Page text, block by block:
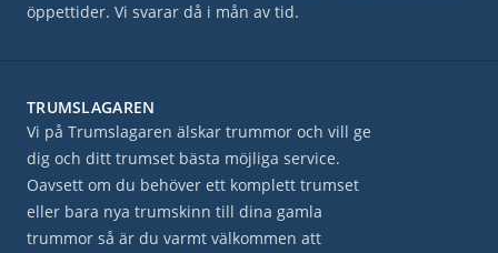
öppettider. Vi svarar då i mån av tid.
TRUMSLAGAREN
Vi på Trumslagaren älskar trummor och vill ge
dig och ditt trumset bästa möjliga service.
Oavsett om du behöver ett komplett trumset
eller bara nya trumskinn till dina gamla
trummor så är du varmt välkommen att